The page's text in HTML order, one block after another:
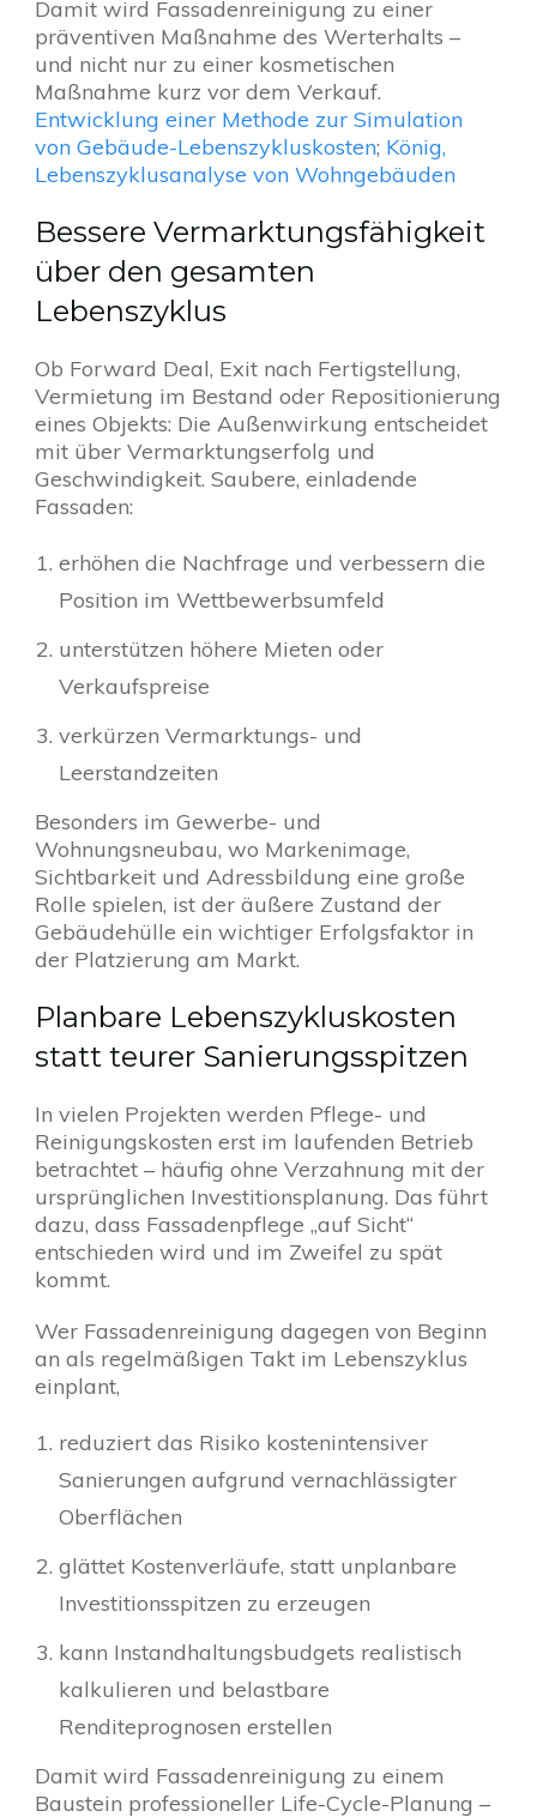
Damit wird Fassadenreinigung zu einer
präventiven Maßnahme des Werterhalts –
und nicht nur zu einer kosmetischen
Maßnahme kurz vor dem Verkauf.
Entwicklung einer Methode zur Simulation
von Gebäude-Lebenszykluskosten; König,
Lebenszyklusanalyse von Wohngebäuden
Bessere Vermarktungsfähigkeit
über den gesamten
Lebenszyklus
Ob Forward Deal, Exit nach Fertigstellung,
Vermietung im Bestand oder Repositionierung
eines Objekts: Die Außenwirkung entscheidet
mit über Vermarktungserfolg und
Geschwindigkeit. Saubere, einladende
Fassaden:
erhöhen die Nachfrage und verbessern die
Position im Wettbewerbsumfeld
unterstützen höhere Mieten oder
Verkaufspreise
verkürzen Vermarktungs- und
Leerstandzeiten
Besonders im Gewerbe- und
Wohnungsneubau, wo Markenimage,
Sichtbarkeit und Adressbildung eine große
Rolle spielen, ist der äußere Zustand der
Gebäudehülle ein wichtiger Erfolgsfaktor in
der Platzierung am Markt.
Planbare Lebenszykluskosten
statt teurer Sanierungsspitzen
In vielen Projekten werden Pflege- und
Reinigungskosten erst im laufenden Betrieb
betrachtet – häufig ohne Verzahnung mit der
ursprünglichen Investitionsplanung. Das führt
dazu, dass Fassadenpflege „auf Sicht“
entschieden wird und im Zweifel zu spät
kommt.
Wer Fassadenreinigung dagegen von Beginn
an als regelmäßigen Takt im Lebenszyklus
einplant,
reduziert das Risiko kostenintensiver
Sanierungen aufgrund vernachlässigter
Oberflächen
glättet Kostenverläufe, statt unplanbare
Investitionsspitzen zu erzeugen
kann Instandhaltungsbudgets realistisch
kalkulieren und belastbare
Renditeprognosen erstellen
Damit wird Fassadenreinigung zu einem
Baustein professioneller Life-Cycle-Planung –